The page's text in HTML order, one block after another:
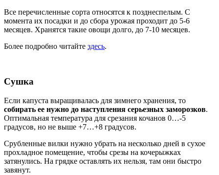
Все перечисленные сорта относятся к позднеспелым. С
момента их посадки и до сбора урожая проходит до 5-6
месяцев. Хранятся такие овощи долго, до 7-10 месяцев.
Более подробно читайте здесь.
Сушка
Если капуста выращивалась для зимнего хранения, то
собирать ее нужно до наступления серьезных заморозков.
Оптимальная температура для срезания кочанов 0…-5
градусов, но не выше +7…+8 градусов.
Срубленные вилки нужно убрать на несколько дней в сухое
прохладное помещение, чтобы срезы на кочерыжках
затянулись. На грядке оставлять их нельзя, там они быстро
завянут.